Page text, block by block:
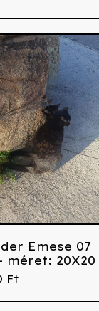
Emese 07
méret: 20X20
Ft